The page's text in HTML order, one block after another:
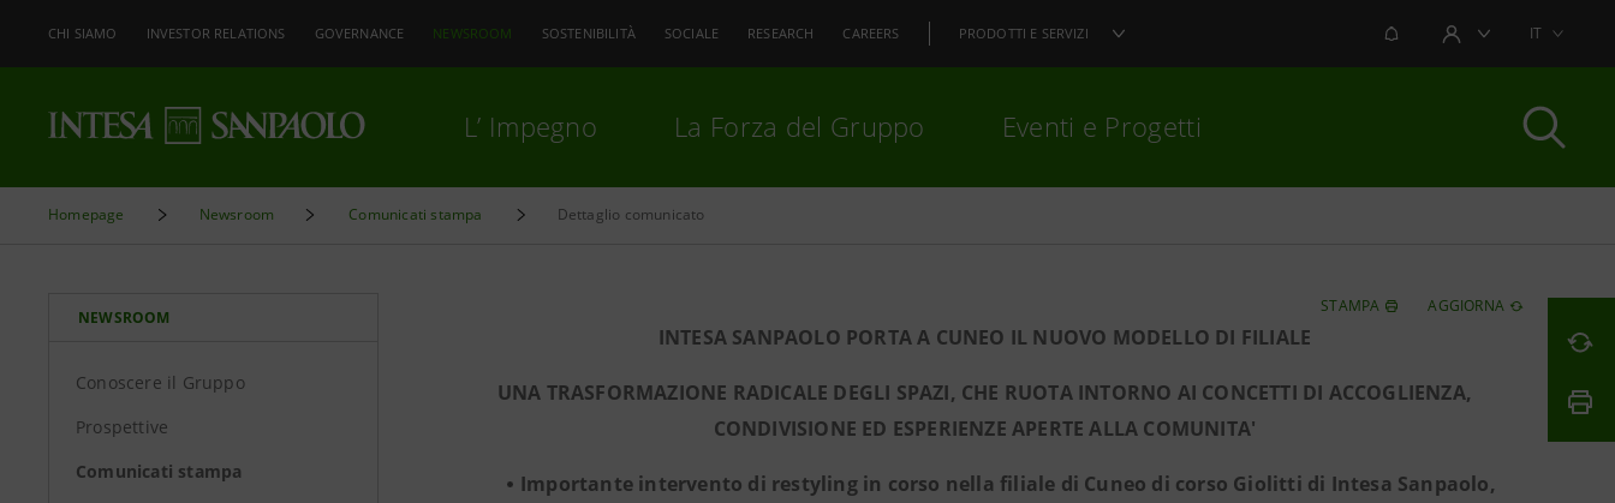
CHI SIAMO INVESTOR RELATIONS GOVERNANCE NEWSROOM SOSTENIBILITÀ SOCIALE RESEARCH CAREERS PRODOTTI E SERVIZI NOTIFICHEAREA UTENTEIT
L’ Impegno La Forza del Gruppo Eventi e Progetti
Homepage Newsroom Comunicati stampa Dettaglio comunicato
NEWSROOM
Conoscere il Gruppo
Prospettive
Comunicati stampa
STAMPA AGGIORNA
INTESA SANPAOLO PORTA A CUNEO IL NUOVO MODELLO DI FILIALE
UNA TRASFORMAZIONE RADICALE DEGLI SPAZI, CHE RUOTA INTORNO AI CONCETTI DI ACCOGLIENZA,
CONDIVISIONE ED ESPERIENZE APERTE ALLA COMUNITA'
Importante intervento di restyling in corso nella filiale di Cuneo di corso Giolitti di Intesa Sanpaolo,